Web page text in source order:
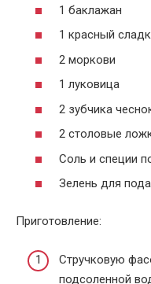
1 баклажан
1 красный
2 моркови
1 луковица
2 зубчика
2 столовые
Соль и специи
Зелень для
Приготовление:
Стручковую
подсоленной